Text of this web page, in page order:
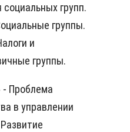
групп.
группы.
и
группы.
- Проблема
в управлении